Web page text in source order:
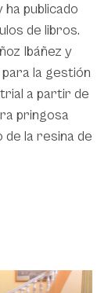
publicado
de libros.
Ibáñez y
la gestión
a partir de
pringosa
la resina de